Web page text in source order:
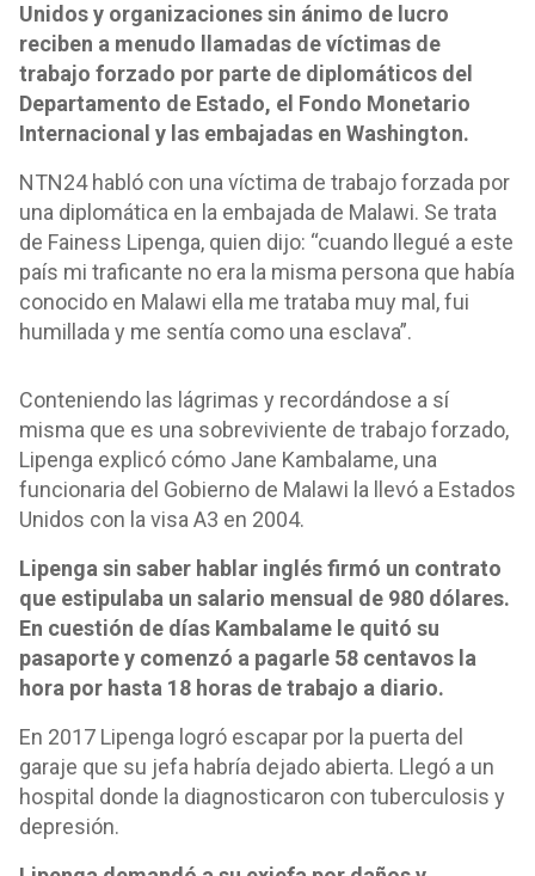
Unidos y organizaciones sin ánimo de lucro
reciben a menudo llamadas de víctimas de
trabajo forzado por parte de diplomáticos del
Departamento de Estado, el Fondo Monetario
Internacional y las embajadas en Washington.
NTN24 habló con una víctima de trabajo forzada por
una diplomática en la embajada de Malawi. Se trata
de Fainess Lipenga, quien dijo: “cuando llegué a este
país mi traficante no era la misma persona que había
conocido en Malawi ella me trataba muy mal, fui
humillada y me sentía como una esclava”.
Conteniendo las lágrimas y recordándose a sí
misma que es una sobreviviente de trabajo forzado,
Lipenga explicó cómo Jane Kambalame, una
funcionaria del Gobierno de Malawi la llevó a Estados
Unidos con la visa A3 en 2004.
Lipenga sin saber hablar inglés firmó un contrato
que estipulaba un salario mensual de 980 dólares.
En cuestión de días Kambalame le quitó su
pasaporte y comenzó a pagarle 58 centavos la
hora por hasta 18 horas de trabajo a diario.
En 2017 Lipenga logró escapar por la puerta del
garaje que su jefa habría dejado abierta. Llegó a un
hospital donde la diagnosticaron con tuberculosis y
depresión.